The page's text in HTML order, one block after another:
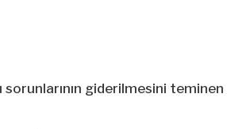
sorunlarının giderilmesini teminen